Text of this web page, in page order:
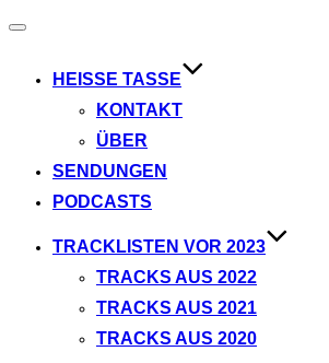
Navigation
HEISSE TASSE
KONTAKT
ÜBER
SENDUNGEN
PODCASTS
TRACKLISTEN VOR 2023
TRACKS AUS 2022
TRACKS AUS 2021
TRACKS AUS 2020